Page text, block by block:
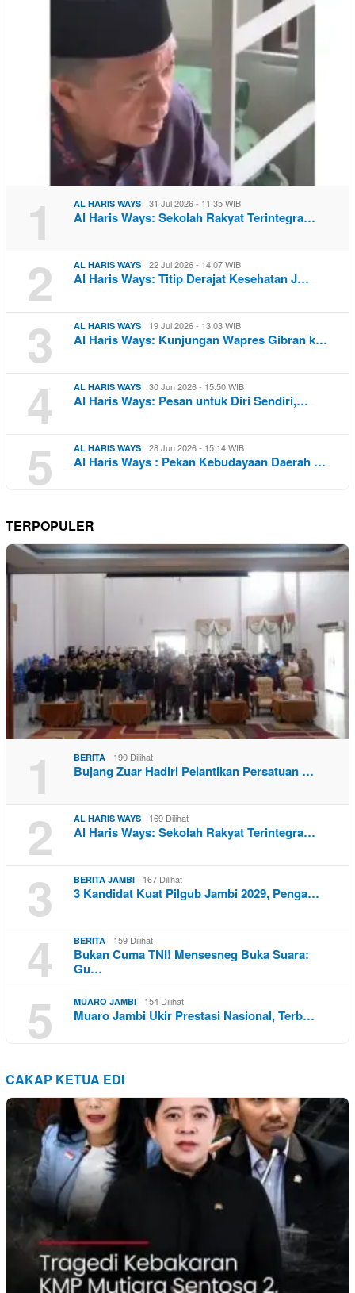
1 AL HARIS WAYS 31 Jul 2026 - 11:35 WIB
Al Haris Ways: Sekolah Rakyat Terintegra…
2 AL HARIS WAYS 22 Jul 2026 - 14:07 WIB
Al Haris Ways: Titip Derajat Kesehatan J…
3 AL HARIS WAYS 19 Jul 2026 - 13:03 WIB
Al Haris Ways: Kunjungan Wapres Gibran k…
4 AL HARIS WAYS 30 Jun 2026 - 15:50 WIB
Al Haris Ways: Pesan untuk Diri Sendiri,…
5 AL HARIS WAYS 28 Jun 2026 - 15:14 WIB
Al Haris Ways : Pekan Kebudayaan Daerah …
TERPOPULER
1 BERITA 190 Dilihat
Bujang Zuar Hadiri Pelantikan Persatuan …
2 AL HARIS WAYS 169 Dilihat
Al Haris Ways: Sekolah Rakyat Terintegra…
3 BERITA JAMBI 167 Dilihat
3 Kandidat Kuat Pilgub Jambi 2029, Penga…
4 BERITA 159 Dilihat
Bukan Cuma TNI! Mensesneg Buka Suara:
Gu…
5 MUARO JAMBI 154 Dilihat
Muaro Jambi Ukir Prestasi Nasional, Terb…
CAKAP KETUA EDI